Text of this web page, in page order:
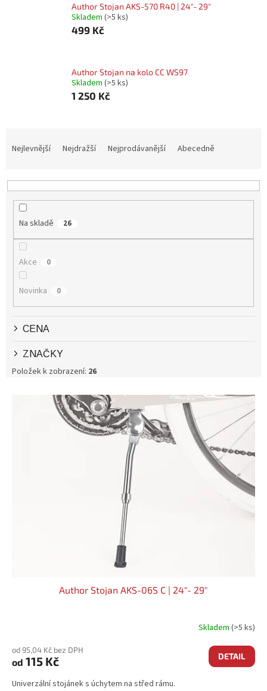
Author Stojan AKS-570 R40 | 24"- 29"
Skladem (>5 ks)
499 Kč
Author Stojan na kolo CC WS97
Skladem (>5 ks)
1 250 Kč
A
N
O
Ů
Nejlevnější Nejdražší Nejprodávanější Abecedně
Na skladě 26
Akce 0
Novinka 0
CENA
ZNAČKY
Položek k zobrazení: 26
Author Stojan AKS-06S C | 24"- 29"
Skladem (>5 ks)
od 95,04 Kč bez DPH
od 115 Kč DETAIL
Univerzální stojánek s úchytem na střed rámu.